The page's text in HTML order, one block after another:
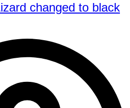
changed to black